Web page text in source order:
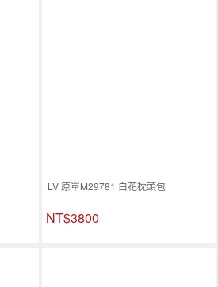
LV 原單M29781 白花枕頭包
NT$3800